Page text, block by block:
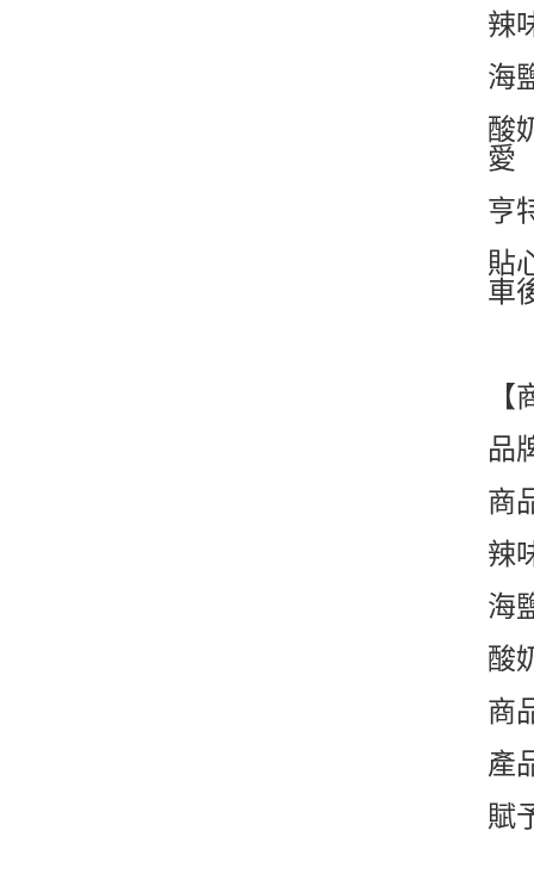
辣
海
酸
愛
亨
貼
車
【
品
商
辣
海
酸
商
產
賦